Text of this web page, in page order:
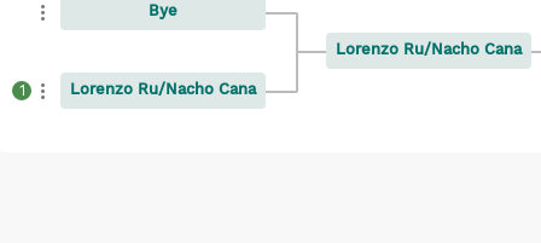
Bye
1 Lorenzo Ru/Nacho Cana
Lorenzo Ru/Nacho Cana